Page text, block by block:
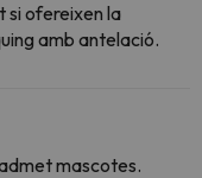
si ofereixen la
amb antelació.
mascotes.